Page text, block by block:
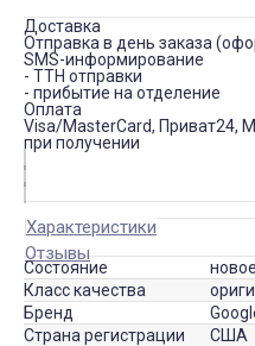
Доставка
Отправка в день заказа
SMS-информирование
- ТТН отправки
- прибытие на отделение
Оплата
Visa/MasterCard, Приват24,
при получении
Характеристики
Отзывы
Состояние
новое
Класс качества
Бренд
Страна регистрации
США